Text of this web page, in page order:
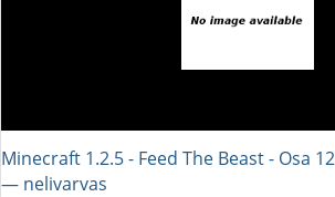
Minecraft 1.2.5 - Feed The Beast - Osa 12
― nelivarvas